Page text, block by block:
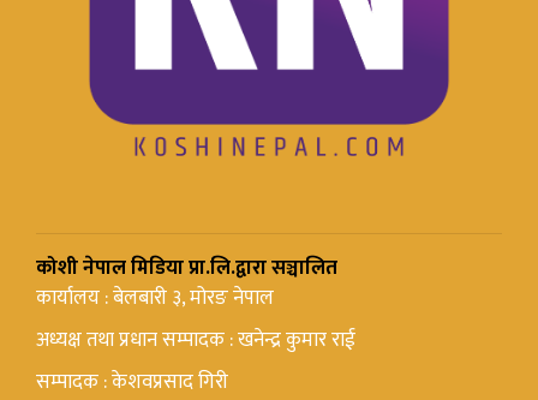
कोशी नेपाल मिडिया प्रा.लि.द्वारा सञ्चालित
कार्यालय : बेलबारी ३, मोरङ नेपाल
अध्यक्ष तथा प्रधान सम्पादक : खनेन्द्र कुमार राई
सम्पादक : केशवप्रसाद गिरी